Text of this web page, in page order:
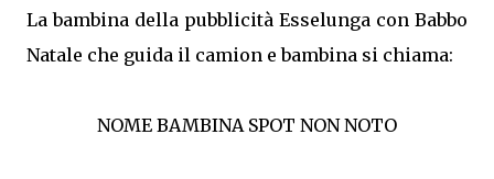
La bambina della pubblicità Esselunga con Babbo
Natale che guida il camion e bambina si chiama:
NOME BAMBINA SPOT NON NOTO